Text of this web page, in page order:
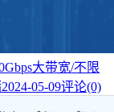
大带宽/不限
2024-05-09评论(0)